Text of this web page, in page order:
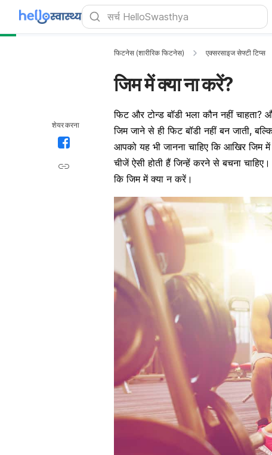
शेयर करना
फिटनेस (शारीरिक फिटनेस) एक्सरसाइज सेफ्टी टिप्स
जिम में क्या ना करें?
फिट और टोन्ड बॉडी भला कौन नहीं
जिम जाने से ही फिट बॉडी नहीं बन जाती,
आपको यह भी जानना चाहिए कि आखिर जिम
चीजें ऐसी होती हैं जिन्हें करने से बचना
कि जिम में क्या न करें।